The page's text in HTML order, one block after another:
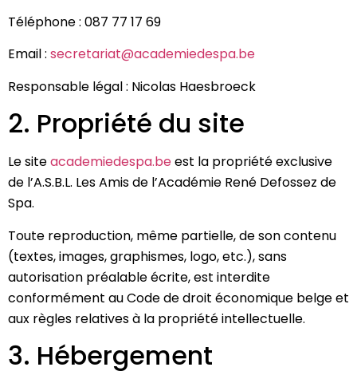
Téléphone : 087 77 17 69
Email : secretariat@academiedespa.be
Responsable légal : Nicolas Haesbroeck
2. Propriété du site
Le siteacademiedespa.beest la propriété exclusive
de l’A.S.B.L. Les Amis de l’Académie René Defossez de
Spa.
Toute reproduction, même partielle, de son contenu
(textes, images, graphismes, logo, etc.), sans
autorisation préalable écrite, est interdite
conformément au Code de droit économique belge et
aux règles relatives à la propriété intellectuelle.
3. Hébergement